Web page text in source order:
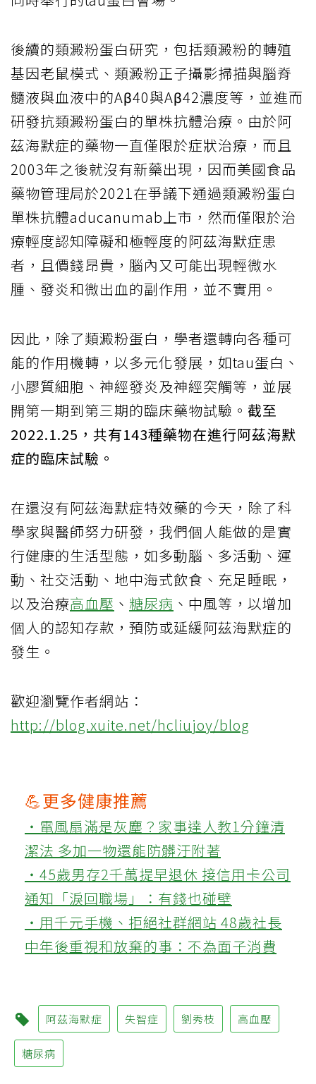
後續的類澱粉蛋白研究，包括類澱粉的轉殖
基因老鼠模式、類澱粉正子攝影掃描與腦脊
髓液與血液中的Aβ40與Aβ42濃度等，並進而
研發抗類澱粉蛋白的單株抗體治療。由於阿
茲海默症的藥物一直僅限於症狀治療，而且
2003年之後就沒有新藥出現，因而美國食品
藥物管理局於2021在爭議下通過類澱粉蛋白
單株抗體aducanumab上市，然而僅限於治
療輕度認知障礙和極輕度的阿茲海默症患
者，且價錢昂貴，腦內又可能出現輕微水
腫、發炎和微出血的副作用，並不實用。
因此，除了類澱粉蛋白，學者還轉向各種可
能的作用機轉，以多元化發展，如tau蛋白、
小膠質細胞、神經發炎及神經突觸等，並展
開第一期到第三期的臨床藥物試驗。 截至
2022.1.25，共有143種藥物在進行阿茲海默
症的臨床試驗。
在還沒有阿茲海默症特效藥的今天，除了科
學家與醫師努力研發，我們個人能做的是實
行健康的生活型態，如多動腦、多活動、運
動、社交活動、地中海式飲食、充足睡眠，
以及治療高血壓 、 糖尿病 、中風等，以增加
個人的認知存款，預防或延緩阿茲海默症的
發生。
歡迎瀏覽作者網站：
http://blog.xuite.net/hcliujoy/blog
💪更多健康推薦
‧電風扇滿是灰塵？家事達人教1分鐘清
潔法 多加一物還能防髒汙附著
‧45歲男存2千萬提早退休 接信用卡公司
通知「淚回職場」：有錢也碰壁
‧用千元手機、拒絕社群網站 48歲社長
中年後重視和放棄的事：不為面子消費
阿茲海默症 失智症 劉秀枝 高血壓
糖尿病